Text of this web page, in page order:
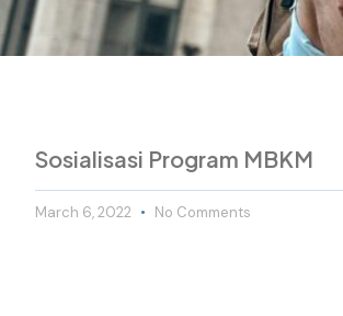
Sosialisasi Program MBKM
March 6, 2022 No Comments